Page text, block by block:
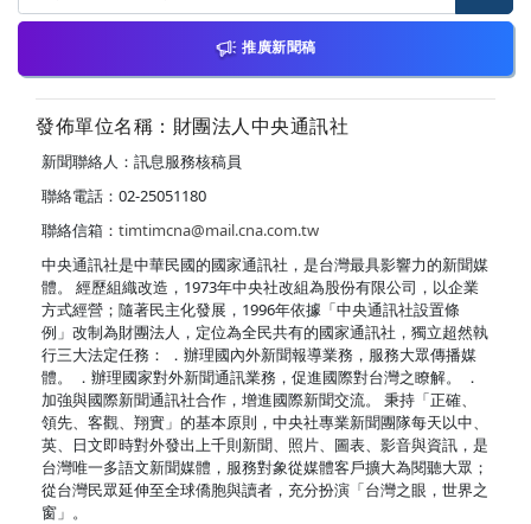
推廣新聞稿
發佈單位名稱：財團法人中央通訊社
新聞聯絡人：訊息服務核稿員
聯絡電話：02-25051180
聯絡信箱： timtimcna@mail.cna.com.tw
中央通訊社是中華民國的國家通訊社，是台灣最具影響力的新聞媒
體。 經歷組織改造，1973年中央社改組為股份有限公司，以企業
方式經營；隨著民主化發展，1996年依據「中央通訊社設置條
例」改制為財團法人，定位為全民共有的國家通訊社，獨立超然執
行三大法定任務： ．辦理國內外新聞報導業務，服務大眾傳播媒
體。 ．辦理國家對外新聞通訊業務，促進國際對台灣之瞭解。 ．
加強與國際新聞通訊社合作，增進國際新聞交流。 秉持「正確、
領先、客觀、翔實」的基本原則，中央社專業新聞團隊每天以中、
英、日文即時對外發出上千則新聞、照片、圖表、影音與資訊，是
台灣唯一多語文新聞媒體，服務對象從媒體客戶擴大為閱聽大眾；
從台灣民眾延伸至全球僑胞與讀者，充分扮演「台灣之眼，世界之
窗」。